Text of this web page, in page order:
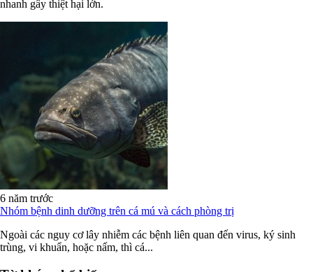
nhanh gây thiệt hại lớn.
6 năm trước
Nhóm bệnh dinh dưỡng trên cá mú và cách phòng trị
Ngoài các nguy cơ lây nhiễm các bệnh liên quan đến virus, ký sinh
trùng, vi khuẩn, hoặc nấm, thì cá...